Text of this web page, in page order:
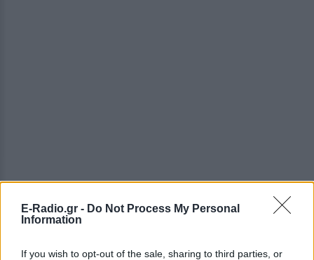
E-Radio.gr - Do Not Process My Personal
Information
If you wish to opt-out of the sale, sharing to third parties, or